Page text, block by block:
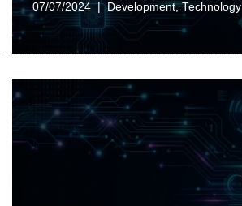
07/07/2024 Development,Technology